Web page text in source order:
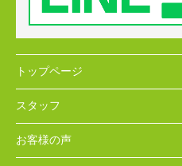
トップページ
スタッフ
お客様の声